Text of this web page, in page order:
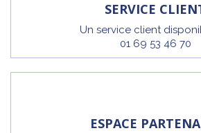
SERVICE
Un service client
01 69 53 46 70
ESPACE